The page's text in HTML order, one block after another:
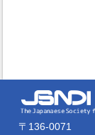
〒136-0071